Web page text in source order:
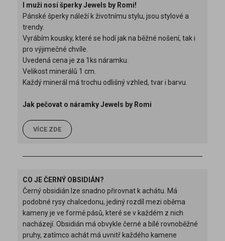
I muži nosí šperky Jewels by Romi!
Pánské šperky náleží k životnímu stylu, jsou stylové a
trendy.
Vyrábím kousky, které se hodí jak na běžné nošení, tak i
pro výjimečné chvíle.
Uvedená cena je za 1ks náramku.
Velikost minerálů 1 cm.
Každý minerál má trochu odlišný vzhled, tvar i barvu.
Jak pečovat o náramky Jewels by Romi
VÍCE ZDE
CO JE ČERNÝ OBSIDIÁN?
Černý obsidián lze snadno přirovnat k achátu. Má
podobné rysy chalcedonu, jediný rozdíl mezi oběma
kameny je ve formě pásů, které se v každém z nich
nacházejí. Obsidián má obvykle černé a bílé rovnoběžné
pruhy, zatímco achát má uvnitř každého kamene